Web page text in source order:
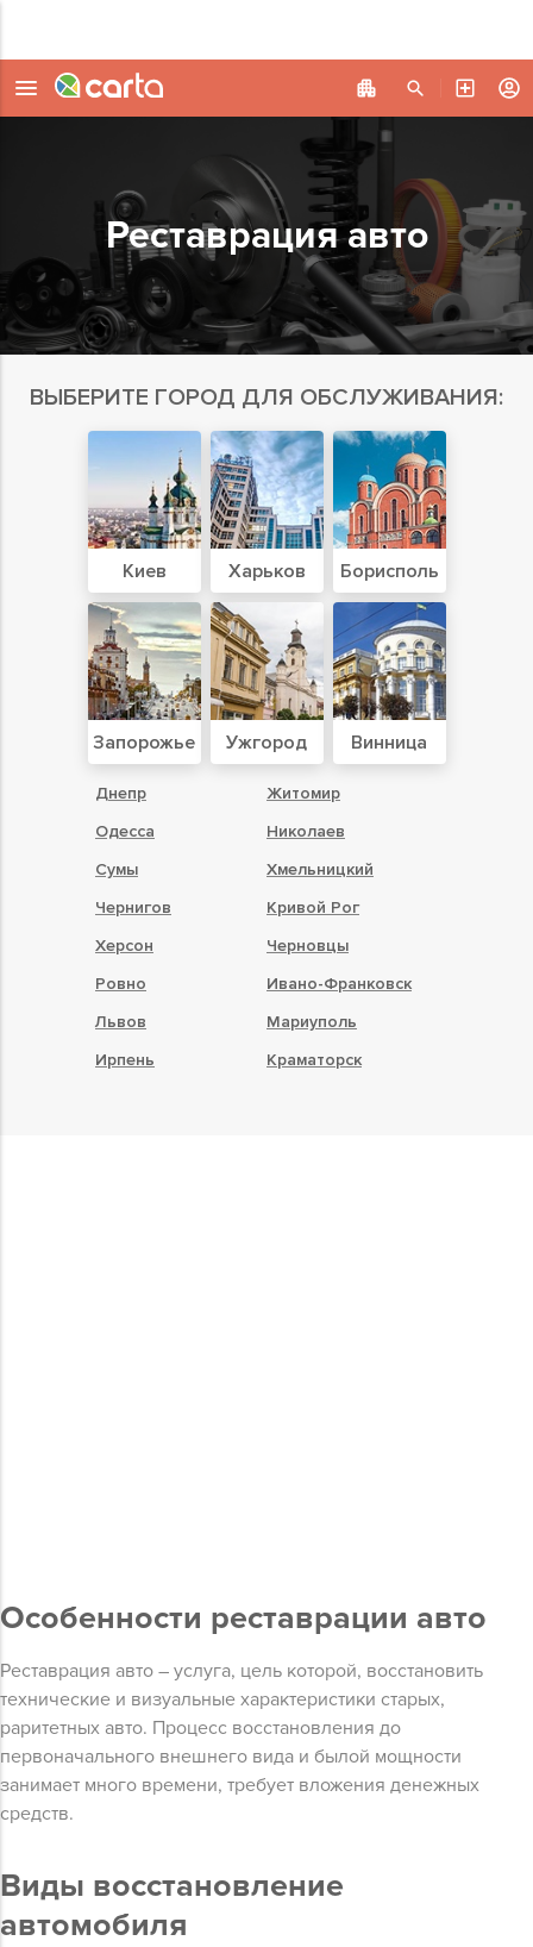
Реставрация авто
ВЫБЕРИТЕ ГОРОД ДЛЯ ОБСЛУЖИВАНИЯ:
Киев Харьков Борисполь
Запорожье Ужгород Винница
Днепр
Житомир
Одесса
Николаев
Сумы
Хмельницкий
Чернигов
Кривой Рог
Херсон
Черновцы
Ровно
Ивано-Франковск
Львов
Мариуполь
Ирпень
Краматорск
Особенности реставрации авто
Реставрация авто – услуга, цель которой, восстановить
технические и визуальные характеристики старых,
раритетных авто. Процесс восстановления до
первоначального внешнего вида и былой мощности
занимает много времени, требует вложения денежных
средств.
Виды восстановление
автомобиля